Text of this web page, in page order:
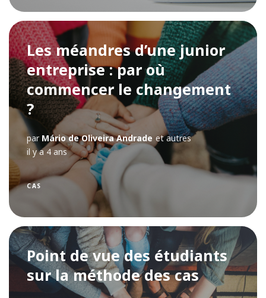
Les méandres d’une junior
entreprise : par où
commencer le changement
?
par Mário de Oliveira Andrade et autres
il y a 4 ans
CAS
Point de vue des étudiants
sur la méthode des cas